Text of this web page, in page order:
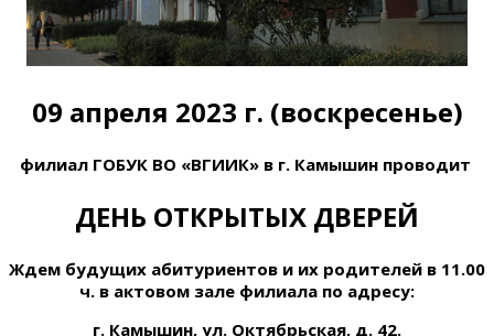
09 апреля 2023 г. (воскресенье)
филиал ГОБУК ВО «ВГИИК» в г. Камышин проводит
ДЕНЬ ОТКРЫТЫХ ДВЕРЕЙ
Ждем будущих абитуриентов и их родителей в 11.00
ч. в актовом зале филиала по адресу:
г. Камышин, ул. Октябрьская, д. 42.